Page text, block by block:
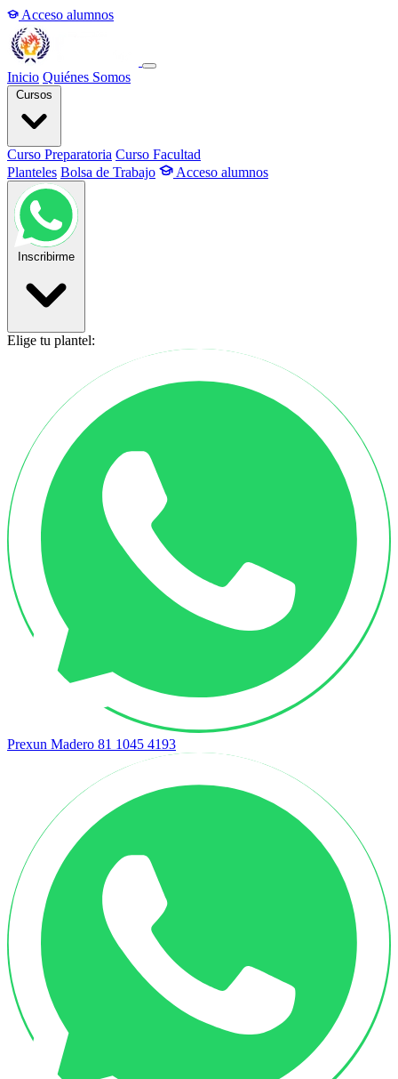
Acceso alumnos
Inicio Quiénes Somos
Curso Preparatoria Curso Facultad
Planteles Bolsa de Trabajo Acceso alumnos
Inscribirme
Elige tu plantel:
Prexun Madero 81 1045 4193